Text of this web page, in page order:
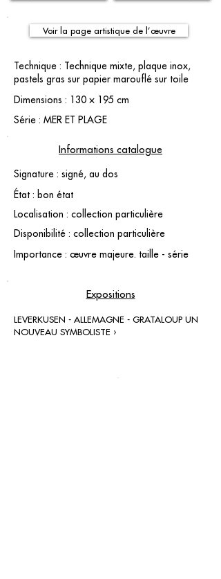
Voir la page artistique de l’œuvre
Technique : Technique mixte, plaque inox,
pastels gras sur papier marouflé sur toile
Dimensions : 130 × 195 cm
Série : MER ET PLAGE
Informations catalogue
Signature : signé, au dos
État : bon état
Localisation : collection particulière
Disponibilité : collection particulière
Importance : œuvre majeure. taille - série
Expositions
LEVERKUSEN - ALLEMAGNE - GRATALOUP UN
NOUVEAU SYMBOLISTE ›